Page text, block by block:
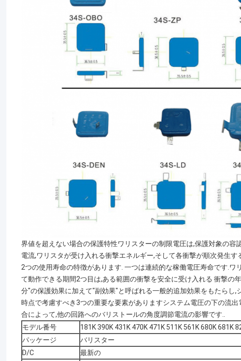
界値を超えない場合の保護特性ワリスターの制限電圧は,保護対象の
電流,ワリスタが受け入れる衝撃エネルギー,そして各衝撃が順次発生す
2つの使用寿命の特徴があります. 一つは連続的な稼働電圧寿命です.
て動作できる期間2つ目は,ある範囲の衝撃を安全に受け入れる 衝撃の
分"の保護効果に加えて"副効果"と呼ばれる一般的追加効果をもたらし
時点で考慮すべき3つの重要な要素がありますシステム電圧の下の流
合によって,他の回路へのバリストールの角度調節電流の影響です..
モデル番号
181K 390K 431K 470K 471K 511K 561K 680K 681K
パッケージ
バリスター
D/C
最新の